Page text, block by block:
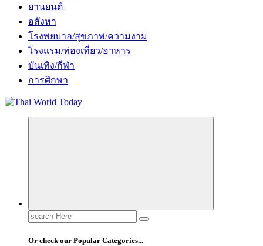
ยานยนต์
อสังหา
โรงพยบาล/สุขภาพ/ความงาม
โรงแรม/ท่องเที่ยว/อาหาร
บันเทิง/กีฬา
การศึกษา
Search
for:
Or check our Popular Categories...